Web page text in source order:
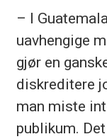
– I
uavhengige
gjør en
diskreditere
man miste
publikum.